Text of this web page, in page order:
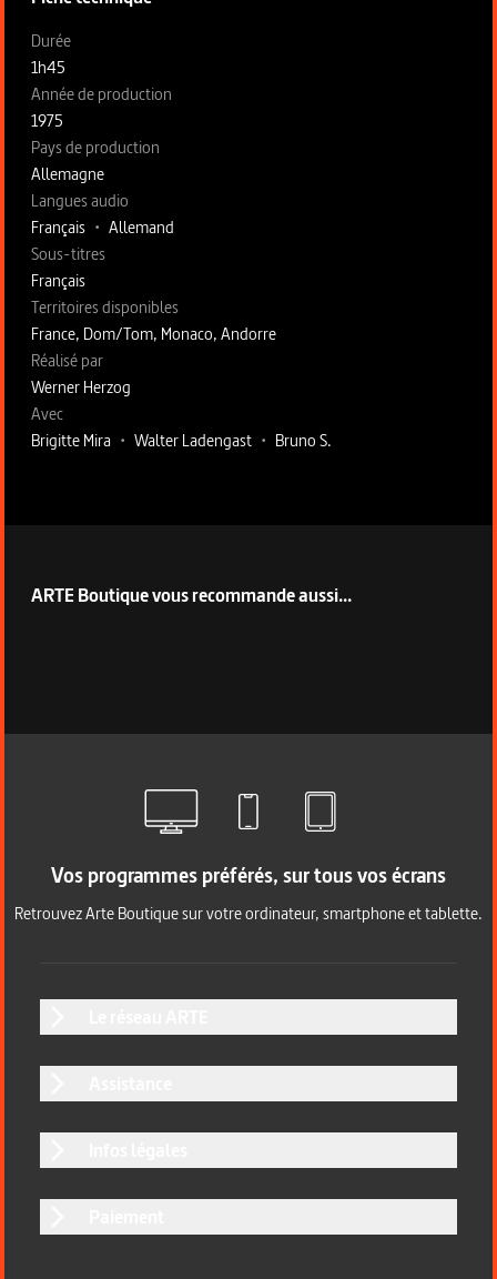
Fiche technique section gauche
Durée
1h45
Année de production
1975
Pays de production
Allemagne
Langues audio
Français • Allemand
Sous-titres
Français
Territoires disponibles
France, Dom/Tom, Monaco, Andorre
Fiche technique section droite
Réalisé par
Werner Herzog
Avec
Brigitte Mira • Walter Ladengast • Bruno S.
ARTE Boutique vous recommande aussi...
Vos programmes préférés, sur tous vos écrans
Retrouvez Arte Boutique sur votre ordinateur, smartphone et tablette.